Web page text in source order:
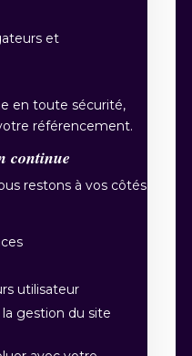
et
en toute sécurité,
référencement.
continue
restons à vos côtés
utilisateur
gestion du site